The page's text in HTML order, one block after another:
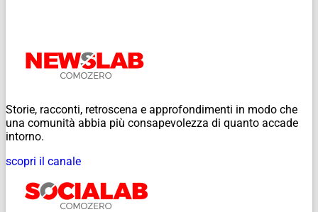
Storie, racconti, retroscena e approfondimenti in modo che
una comunità abbia più consapevolezza di quanto accade
intorno.
scopri il canale